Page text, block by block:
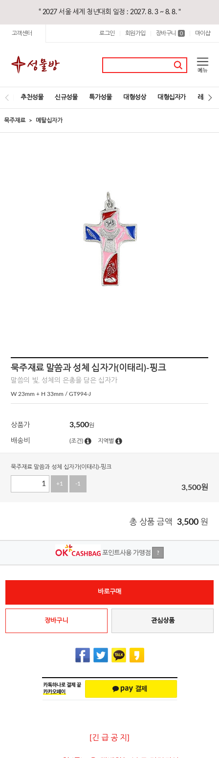
“ 2027 서울 세계 청년대회 일정 : 2027. 8. 3 ~ 8. 8. "
고객센터 로그인 회원가입 장바구니 0 마이샵
추천성물 신규성물 특가성물 대형성상 대형십자가 레지오
묵주재료 메탈십자가
묵주재료 말씀과 성체 십자가(이태리)-핑크
말씀의 빛, 성체의 은총을 담은 십자가
W 23mm + H 33mm / GT994-J
상품가 3,500원
배송비 (조건) 지역별
묵주재료 말씀과 성체 십자가(이태리)-핑크
+1 -1 3,500원
총 상품 금액 3,500 원
포인트사용 가맹점 ?
바로구매
장바구니 관심상품
[긴 급 공 지]